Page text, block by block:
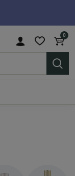
0